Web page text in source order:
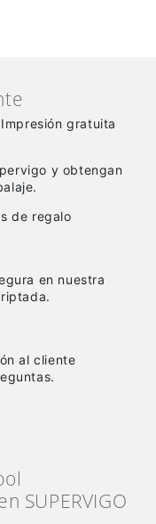
gratuita
y obtengan
de regalo
en nuestra
al cliente
SUPERVIGO